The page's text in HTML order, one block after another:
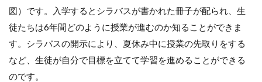
図）です。入学するとシラバスが書かれた冊子が配られ、生
徒たちは6年間どのように授業が進むのか知ることができま
す。シラバスの開示により、夏休み中に授業の先取りをする
など、生徒が自分で目標を立てて学習を進めることができる
のです。